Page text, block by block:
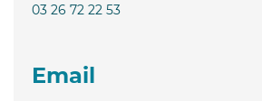
03 26 72 22 53
Email